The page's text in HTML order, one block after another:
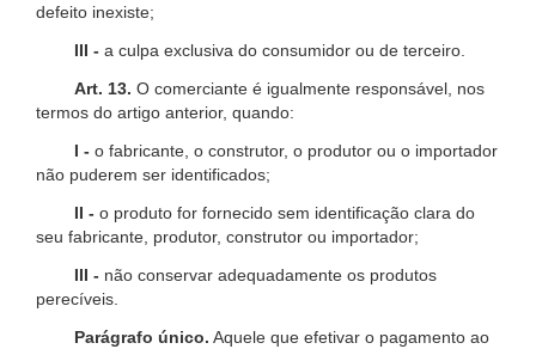
defeito inexiste;
III - a culpa exclusiva do consumidor ou de terceiro.
Art. 13. O comerciante é igualmente responsável, nos
termos do artigo anterior, quando:
I - o fabricante, o construtor, o produtor ou o importador
não puderem ser identificados;
II - o produto for fornecido sem identificação clara do
seu fabricante, produtor, construtor ou importador;
III - não conservar adequadamente os produtos
perecíveis.
Parágrafo único. Aquele que efetivar o pagamento ao